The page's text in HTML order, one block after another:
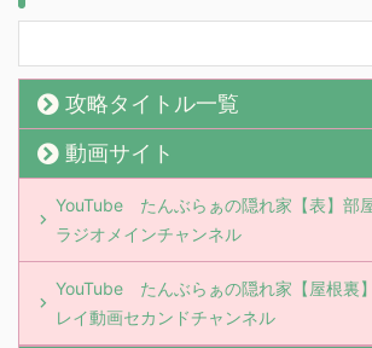
攻略タイトル一覧
動画サイト
YouTube たんぶらぁの隠れ家【表】部
ラジオメインチャンネル
YouTube たんぶらぁの隠れ家【屋根裏
レイ動画セカンドチャンネル